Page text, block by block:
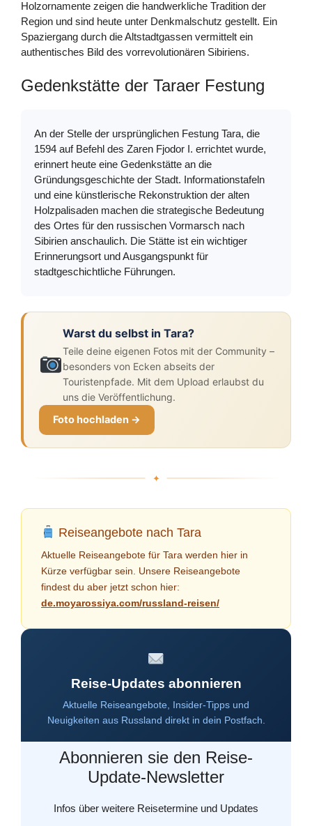
Holzornamente zeigen die handwerkliche Tradition der
Region und sind heute unter Denkmalschutz gestellt. Ein
Spaziergang durch die Altstadtgassen vermittelt ein
authentisches Bild des vorrevolutionären Sibiriens.
Gedenkstätte der Taraer Festung
An der Stelle der ursprünglichen Festung Tara, die
1594 auf Befehl des Zaren Fjodor I. errichtet wurde,
erinnert heute eine Gedenkstätte an die
Gründungsgeschichte der Stadt. Informationstafeln
und eine künstlerische Rekonstruktion der alten
Holzpalisaden machen die strategische Bedeutung
des Ortes für den russischen Vormarsch nach
Sibirien anschaulich. Die Stätte ist ein wichtiger
Erinnerungsort und Ausgangspunkt für
stadtgeschichtliche Führungen.
Warst du selbst in Tara?
Teile deine eigenen Fotos mit der Community –
besonders von Ecken abseits der
Touristenpfade. Mit dem Upload erlaubst du
uns die Veröffentlichung.
Foto hochladen →
Reiseangebote nach Tara
Aktuelle Reiseangebote für Tara werden hier in
Kürze verfügbar sein. Unsere Reiseangebote
findest du aber jetzt schon hier:
de.moyarossiya.com/russland-reisen/
Reise-Updates abonnieren
Aktuelle Reiseangebote, Insider-Tipps und
Neuigkeiten aus Russland direkt in dein Postfach.
Abonnieren sie den Reise-
Update-Newsletter
Infos über weitere Reisetermine und Updates